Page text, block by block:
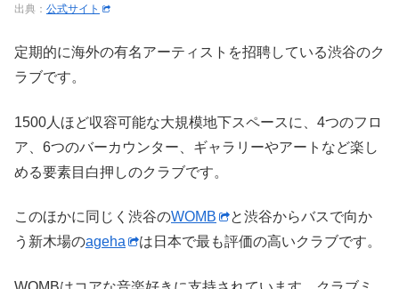
出典： 公式サイト
定期的に海外の有名アーティストを招聘している渋谷のク
ラブです。
1500人ほど収容可能な大規模地下スペースに、4つのフロ
ア、6つのバーカウンター、ギャラリーやアートなど楽し
める要素目白押しのクラブです。
このほかに同じく渋谷のWOMB
と渋谷からバスで向か
う新木場のageha は日本で最も評価の高いクラブです。